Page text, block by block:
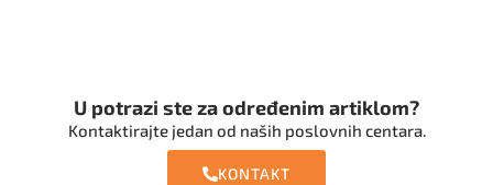
U potrazi ste za određenim artiklom?
Kontaktirajte jedan od naših poslovnih centara.
KONTAKT